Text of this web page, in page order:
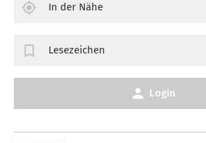
In der Nähe
Lesezeichen
Login